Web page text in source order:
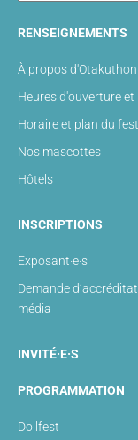
RENSEIGNEMENTS
À propos d'Otakuthon
Heures d'ouverture et
Horaire et plan du
Nos mascottes
Hôtels
INSCRIPTIONS
Exposant·e·s
Demande
média
INVITÉ·E·S
PROGRAMMATION
Dollfest